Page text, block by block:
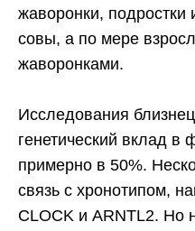
жаворонки,
совы, а по мере
жаворонками.
Исследования
генетический вклад в
примерно в 50%.
связь с хронотипом,
CLOCK и ARNTL2. Но